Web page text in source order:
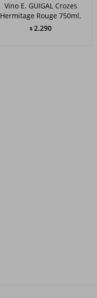
Vino E. GUIGAL Crozes
Hermitage Rouge 750ml.
$ 2.290